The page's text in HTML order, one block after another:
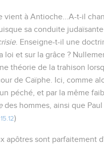
vient à Antioche...A-t-il
sa conduite
. Enseigne-t-il une
loi et sur la grâce ?
théorie de la trahison
de Caïphe. Ici, comme
péché, et par la même
des hommes, ainsi que
)
apôtres sont parfaitement